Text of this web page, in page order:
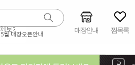
5월 매장오픈안내 매장안내 찜목록